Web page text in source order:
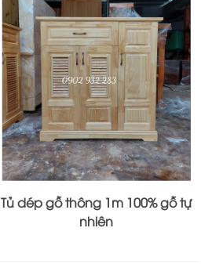
Tủ dép gỗ thông 1m 100% gỗ tự
nhiên